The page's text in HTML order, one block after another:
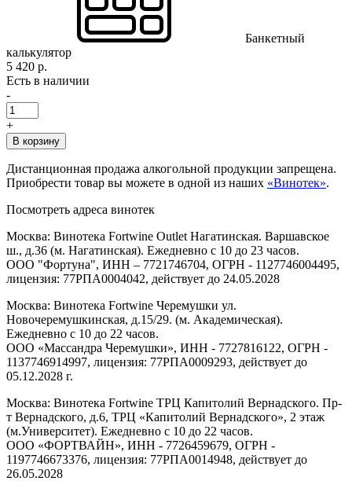
Банкетный
калькулятор
5 420 р.
Есть в наличии
-
+
В корзину
Дистанционная продажа алкогольной продукции запрещена.
Приобрести товар вы можете в одной из наших «Винотек».
Посмотреть адреса винотек
Москва: Винотека Fortwine Outlet Нагатинская. Варшавское
ш., д.36 (м. Нагатинская). Ежедневно с 10 до 23 часов.
ООО "Фортуна", ИНН – 7721746704, ОГРН - 1127746004495,
лицензия: 77РПА0004042, действует до 24.05.2028
Москва: Винотека Fortwine Черемушки ул.
Новочеремушкинская, д.15/29. (м. Академическая).
Ежедневно с 10 до 22 часов.
ООО «Массандра Черемушки», ИНН - 7727816122, ОГРН -
1137746914997, лицензия: 77РПА0009293, действует до
05.12.2028 г.
Москва: Винотека Fortwine ТРЦ Капитолий Вернадского. Пр-
т Вернадского, д.6, ТРЦ «Капитолий Вернадского», 2 этаж
(м.Университет). Ежедневно с 10 до 22 часов.
ООО «ФОРТВАЙН», ИНН - 7726459679, ОГРН -
1197746673376, лицензия: 77РПА0014948, действует до
26.05.2028